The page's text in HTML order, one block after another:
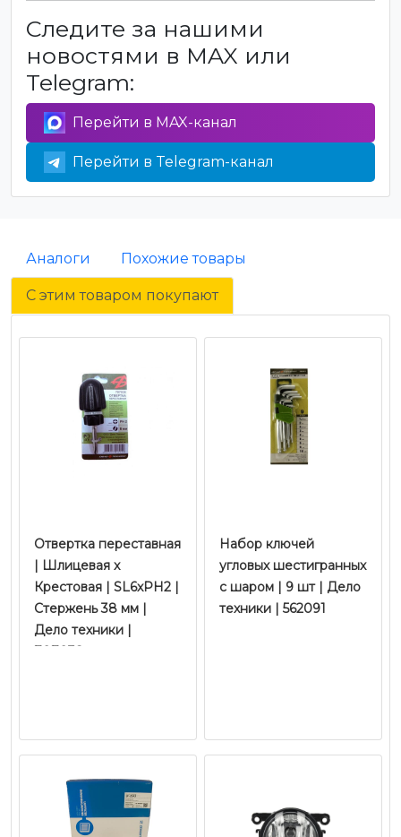
Следите за нашими
новостями в MAX или
Telegram:
Перейти в MAX-канал
Перейти в Telegram-канал
Аналоги Похожие товары
С этим товаром покупают
Отвертка переставная
| Шлицевая x
Крестовая | SL6xРН2 |
Стержень 38 мм |
Дело техники |
707038
Набор ключей
угловых шестигранных
с шаром | 9 шт | Дело
техники | 562091